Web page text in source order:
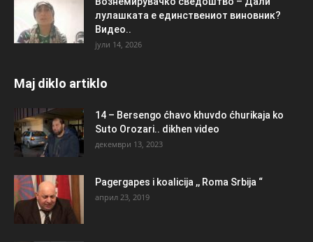
лулашката е единствениот виновник?
Видео..
јули 14, 2026
Maj diklo artiklo
14 – Bersengo ćhavo khuvdo ćhurikaja ko
Suto Orozari.. dikhen video
декември 13, 2023
Pagergapes i koalicija ,, Roma Srbija “
април 23, 2019